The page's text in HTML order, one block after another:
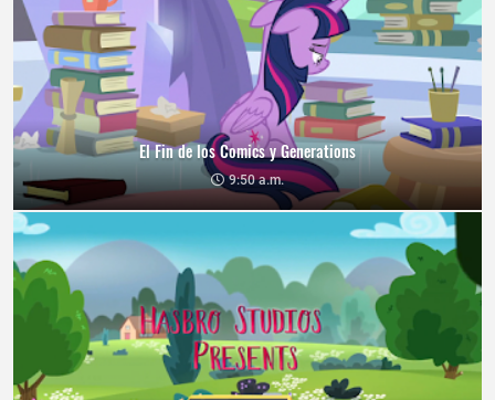
El Fin de los Comics y Generations
9:50 a.m.